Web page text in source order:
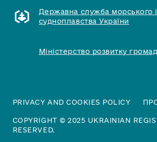
Державна служба морського
судноплавства України
Міністерство розвитку
PRIVACY AND COOKIES POLICY
COPYRIGHT © 2025 UKRAINIAN
RESERVED.